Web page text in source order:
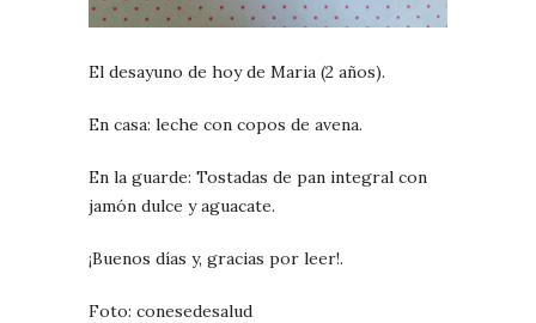
El desayuno de hoy de Maria (2 años).
En casa: leche con copos de avena.
En la guarde: Tostadas de pan integral con
jamón dulce y aguacate.
¡Buenos días y, gracias por leer!.
Foto: conesedesalud